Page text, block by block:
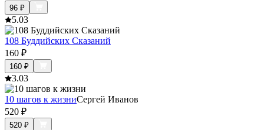
96 ₽
5.03
108 Буддийских Сказаний
160 ₽
160 ₽
3.03
10 шагов к жизниСергей Иванов
520 ₽
520 ₽